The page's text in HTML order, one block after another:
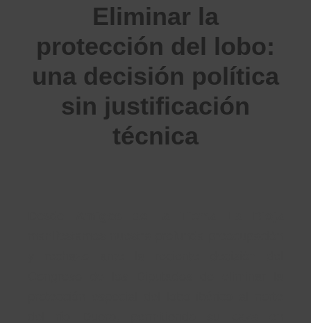
Eliminar la
protección del lobo:
una decisión política
sin justificación
técnica